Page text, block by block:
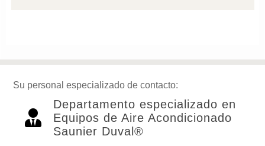
Su personal especializado de contacto:
Departamento especializado en
Equipos de Aire Acondicionado
Saunier Duval®